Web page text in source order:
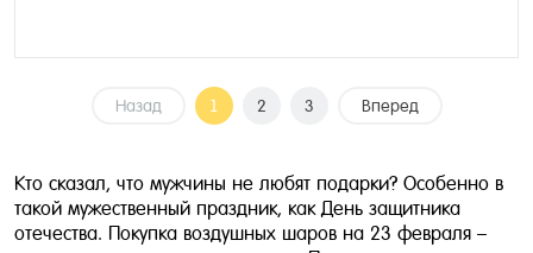
Назад 1 2 3 Вперед
Кто сказал, что мужчины не любят подарки? Особенно в
такой мужественный праздник, как День защитника
отечества. Покупка воздушных шаров на 23 февраля –